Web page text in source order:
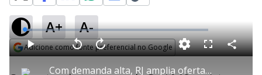
A+ A-
Adicione como fonte preferencial no Google
Com demanda alta, RJ amplia oferta de testes de Covid-19
P V
t
A
n
L
o
a
d
e
4
F
l
C
o